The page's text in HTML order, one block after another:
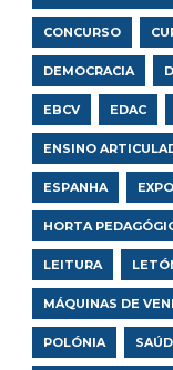
CONCURSO
DEMOCRACIA
EBCV EDAC
ENSINO
ESPANHA
HORTA
LEITURA
MÁQUINAS DE
POLÓNIA